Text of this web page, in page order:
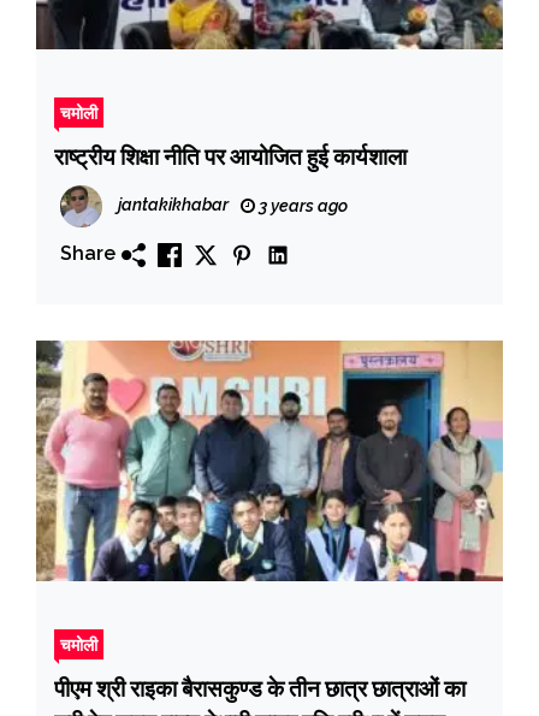
चमोली
राष्ट्रीय शिक्षा नीति पर आयोजित हुई कार्यशाला
jantakikhabar 3 years ago
Share
चमोली
पीएम श्री राइका बैरासकुण्ड के तीन छात्र छात्राओं का